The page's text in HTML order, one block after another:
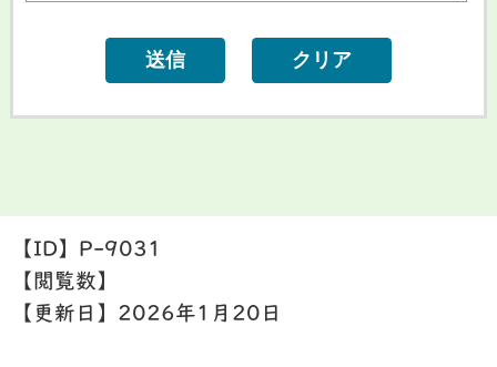
【ID】 P-9031
【閲覧数】
【更新日】 2026年1月20日